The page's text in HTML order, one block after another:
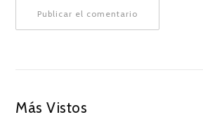
Más Vistos